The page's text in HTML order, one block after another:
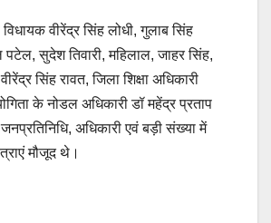
वीरेंद्र सिंह लोधी, गुलाब सिंह
सुदेश तिवारी, महिलाल, जाहर सिंह,
सिंह रावत, जिला शिक्षा अधिकारी
के नोडल अधिकारी डॉ महेंद्र प्रताप
अधिकारी एवं बड़ी संख्या में
मौजूद थे।